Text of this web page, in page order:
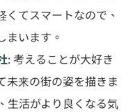
てスマートなので、
まいます。
: 考えることが大好き
未来の街の姿を描きま
生活がより良くなる気